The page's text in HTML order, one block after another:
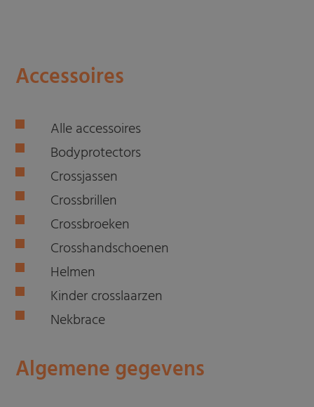
Accessoires
Alle accessoires
Bodyprotectors
Crossjassen
Crossbrillen
Crossbroeken
Crosshandschoenen
Helmen
Kinder crosslaarzen
Nekbrace
Algemene gegevens